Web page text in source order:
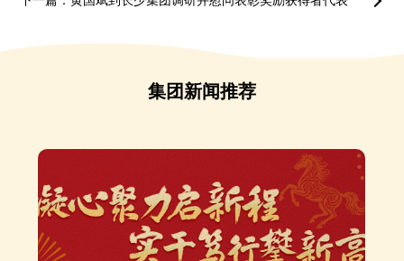
集团新闻推荐